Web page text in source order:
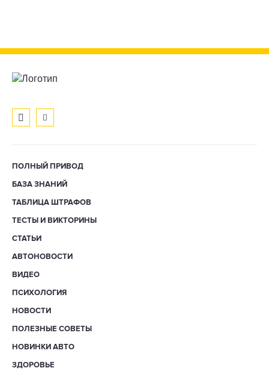
ПОЛНЫЙ ПРИВОД
БАЗА ЗНАНИЙ
ТАБЛИЦА ШТРАФОВ
ТЕСТЫ И ВИКТОРИНЫ
СТАТЬИ
АВТОНОВОСТИ
ВИДЕО
ПСИХОЛОГИЯ
НОВОСТИ
ПОЛЕЗНЫЕ СОВЕТЫ
НОВИНКИ АВТО
ЗДОРОВЬЕ